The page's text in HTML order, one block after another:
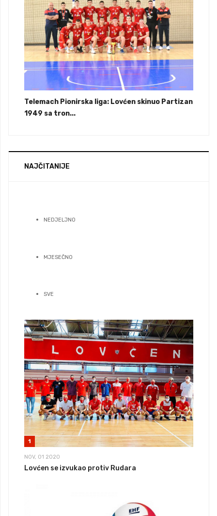
Telemach Pionirska liga: Lovćen skinuo Partizan
1949 sa tron...
NAJČITANIJE
NEDJELJNO
MJESEČNO
SVE
1
NOV, 01 2020
Lovćen se izvukao protiv Rudara